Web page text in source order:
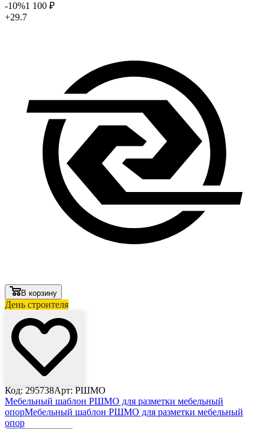
-10%1 100 ₽
+29.7
В корзину
День строителя
Код: 295738Арт: РШМО
Мебельный шаблон РШМО для разметки мебельный
опорМебельный шаблон РШМО для разметки мебельный
опор